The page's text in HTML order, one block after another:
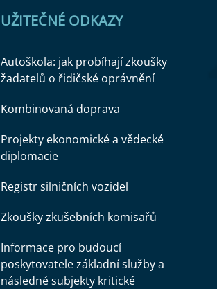
UŽITEČNÉ ODKAZY
Autoškola: jak probíhají zkoušky
žadatelů o řidičské oprávnění
Kombinovaná doprava
Projekty ekonomické a vědecké
diplomacie
Registr silničních vozidel
Zkoušky zkušebních komisařů
Informace pro budoucí
poskytovatele základní služby a
následné subjekty kritické